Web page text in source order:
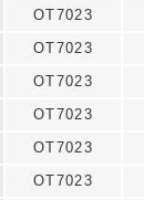
OT7023
OT7023
OT7023
OT7023
OT7023
OT7023